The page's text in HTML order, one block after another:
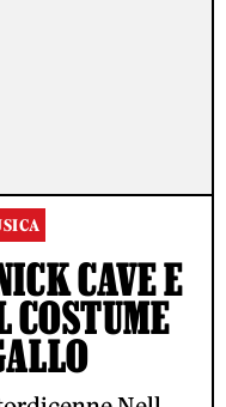
CAVE E
COSTUME